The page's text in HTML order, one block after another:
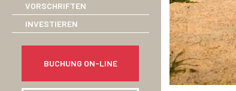
VORSCHRIFTEN
INVESTIEREN
BUCHUNG ON-LINE